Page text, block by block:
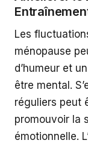
Les
ménopause
d’humeur et
être mental.
réguliers peut
promouvoir la
émotionnelle.